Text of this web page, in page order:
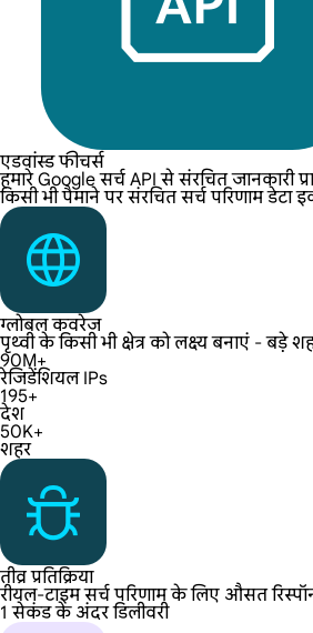
एडवांस्ड फीचर्स
हमारे Google सर्च API से संरचित जानकारी
किसी भी पैमाने पर संरचित सर्च परिणाम
ग्लोबल कवरेज
पृथ्वी के किसी भी क्षेत्र को लक्ष्य बनाएं - बड़े
90M+
रेजिडेंशियल IPs
195+
देश
50K+
शहर
तीव्र प्रतिक्रिया
रीयल-टाइम सर्च परिणाम के लिए औसत
1 सेकंड के अंदर डिलीवरी